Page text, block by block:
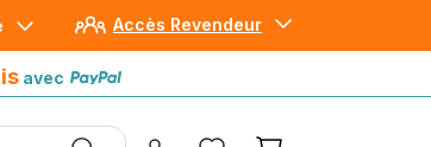
Accès Revendeur
avec
Paypal